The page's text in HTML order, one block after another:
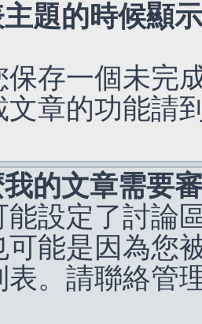
題的時候顯
保存一個未完
文章的功能請
的文章需要
能設定了討論
可能是因為您
表。請聯絡管